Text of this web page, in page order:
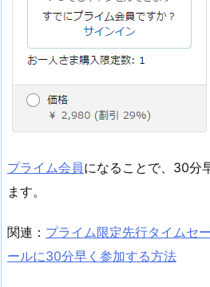
プライム会員になることで、30分
ます。
関連： プライム限定先行タイムセ
ールに30分早く参加する方法